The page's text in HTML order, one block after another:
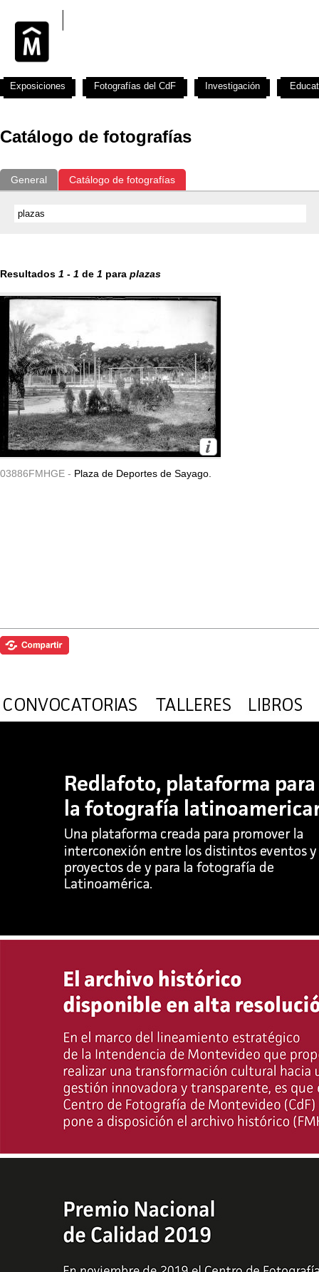
Catálogo de fotografías
General Catálogo de fotografías
Resultados 1 - 1 de 1 para plazas
03886FMHGE - Plaza de Deportes de Sayago.
Exposiciones Fotografías del CdF Investigación